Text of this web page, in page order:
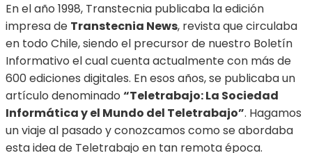
En el año 1998, Transtecnia publicaba la edición
impresa de Transtecnia News, revista que circulaba
en todo Chile, siendo el precursor de nuestro Boletín
Informativo el cual cuenta actualmente con más de
600 ediciones digitales. En esos años, se publicaba un
artículo denominado “Teletrabajo: La Sociedad
Informática y el Mundo del Teletrabajo”. Hagamos
un viaje al pasado y conozcamos como se abordaba
esta idea de Teletrabajo en tan remota época.